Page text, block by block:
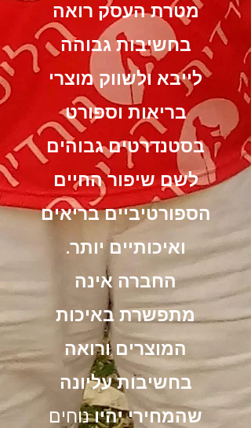
מטרת העסק רואה
בחשיבות גבוהה
לייבא ולשווק מוצרי
בריאות וספורט
בסטנדרטים גבוהים
לשם שיפור החיים
הספורטיביים בריאים
ואיכותיים יותר.
החברה אינה
מתפשרת באיכות
המוצרים ורואה
בחשיבות עליונה
שהמחירי יהיונוחים